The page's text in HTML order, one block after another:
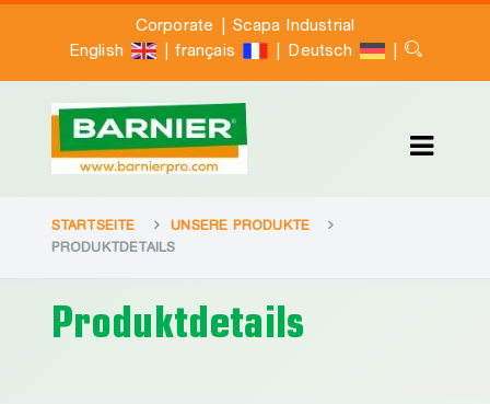
Corporate |Scapa Industrial
English
| français | Deutsch |
STARTSEITE
UNSERE PRODUKTE
PRODUKTDETAILS
Produktdetails